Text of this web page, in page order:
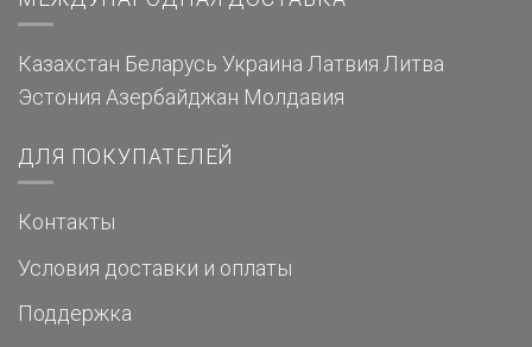
Казахстан Беларусь Украина Латвия Литва
Эстония Азербайджан Молдавия
ДЛЯ ПОКУПАТЕЛЕЙ
Контакты
Условия доставки и оплаты
Поддержка